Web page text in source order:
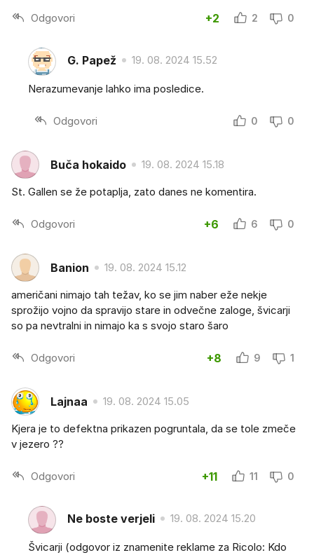
Odgovori +2 2 0
G. Papež 19. 08. 2024 15.52
Nerazumevanje lahko ima posledice.
Odgovori 0 0
Buča hokaido 19. 08. 2024 15.18
St. Gallen se že potaplja, zato danes ne komentira.
Odgovori +6 6 0
Banion 19. 08. 2024 15.12
američani nimajo tah težav, ko se jim naber eže nekje
sprožijo vojno da spravijo stare in odvečne zaloge, švicarji
so pa nevtralni in nimajo ka s svojo staro šaro
Odgovori +8 9 1
Lajnaa 19. 08. 2024 15.05
Kjera je to defektna prikazen pogruntala, da se tole zmeče
v jezero ??
Odgovori +11 11 0
Ne boste verjeli 19. 08. 2024 15.20
Švicarji (odgovor iz znamenite reklame za Ricolo: Kdo